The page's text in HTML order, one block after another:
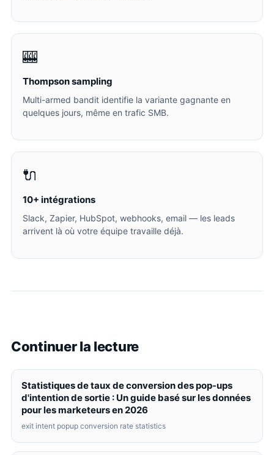
🎰
Thompson sampling
Multi-armed bandit identifie la variante gagnante en
quelques jours, même en trafic SMB.
🔌
10+ intégrations
Slack, Zapier, HubSpot, webhooks, email — les leads
arrivent là où votre équipe travaille déjà.
Continuer la lecture
Statistiques de taux de conversion des pop-ups
d'intention de sortie : Un guide basé sur les données
pour les marketeurs en 2026
exit intent popup conversion rate statistics